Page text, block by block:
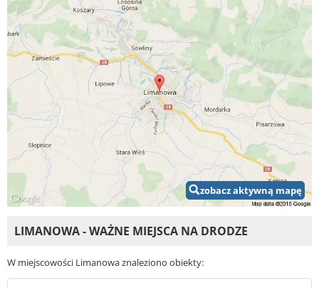
zobacz aktywną mapę
LIMANOWA - WAŻNE MIEJSCA NA DRODZE
W miejscowości Limanowa znaleziono obiekty: